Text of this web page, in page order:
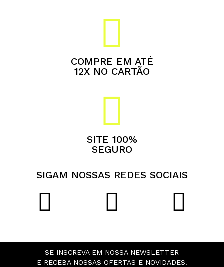
COMPRE EM ATÉ
12X NO CARTÃO
SITE 100%
SEGURO
SIGAM NOSSAS REDES SOCIAIS
SE INSCREVA EM NOSSA NEWSLETTER
E RECEBA NOSSAS OFERTAS E NOVIDADES.